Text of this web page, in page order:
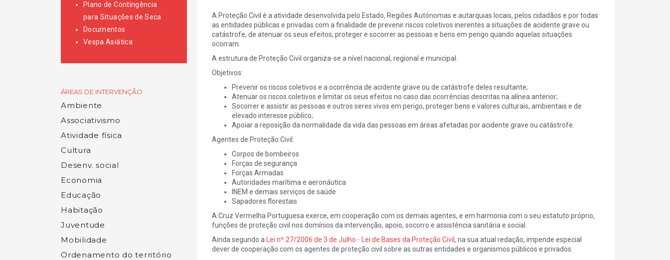
Plano de Contingência
para Situações de Seca
Documentos
Vespa Asiática
ÁREAS DE INTERVENÇÃO
Ambiente
Associativismo
Atividade física
Cultura
Desenv. social
Economia
Educação
Habitação
Juventude
Mobilidade
Ordenamento do território
A Proteção Civil é a atividade desenvolvida pelo Estado, Regiões Autónomas e autarquias locais, pelos cidadãos e por todas
as entidades públicas e privadas com a finalidade de prevenir riscos coletivos inerentes a situações de acidente grave ou
catástrofe, de atenuar os seus efeitos, proteger e socorrer as pessoas e bens em perigo quando aquelas situações
ocorram.
A estrutura de Proteção Civil organiza-se a nível nacional, regional e municipal.
Objetivos:
Prevenir os riscos coletivos e a ocorrência de acidente grave ou de catástrofe deles resultante;
Atenuar os riscos coletivos e limitar os seus efeitos no caso das ocorrências descritas na alínea anterior;
Socorrer e assistir as pessoas e outros seres vivos em perigo, proteger bens e valores culturais, ambientais e de
elevado interesse público;
Apoiar a reposição da normalidade da vida das pessoas em áreas afetadas por acidente grave ou catástrofe.
Agentes de Proteção Civil:
Corpos de bombeiros
Forças de segurança
Forças Armadas
Autoridades marítima e aeronáutica
INEM e demais serviços de saúde
Sapadores florestais
A Cruz Vermelha Portuguesa exerce, em cooperação com os demais agentes, e em harmonia com o seu estatuto próprio,
funções de proteção civil nos domínios da intervenção, apoio, socorro e assistência sanitária e social.
Ainda segundo a
Lei nº 27/2006 de 3 de Julho - Lei de Bases da Proteção Civil , na sua atual redação, impende especial
dever de cooperação com os agentes de proteção civil sobre as outras entidades e organismos públicos e privados.